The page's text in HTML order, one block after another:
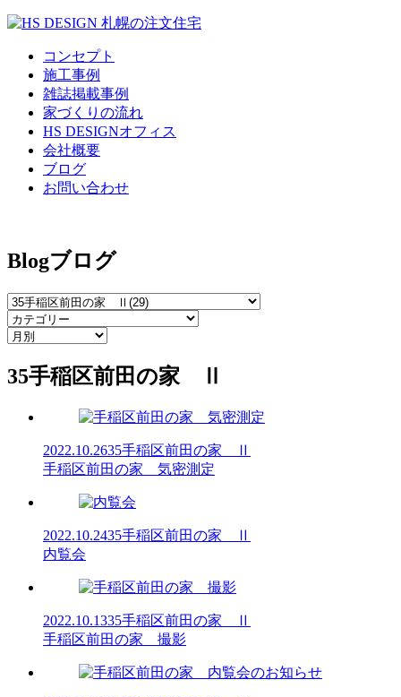
コンセプト
施工事例
雑誌掲載事例
家づくりの流れ
HS DESIGNオフィス
会社概要
ブログ
お問い合わせ
Blogブログ
35手稲区前田の家 Ⅱ
2022.10.2635手稲区前田の家 Ⅱ
手稲区前田の家 気密測定
2022.10.2435手稲区前田の家 Ⅱ
内覧会
2022.10.1335手稲区前田の家 Ⅱ
手稲区前田の家 撮影